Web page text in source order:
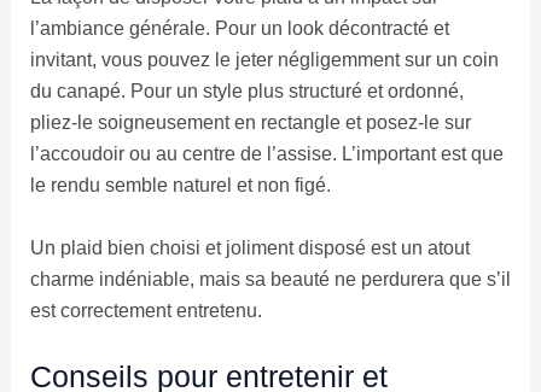
l’ambiance générale. Pour un look décontracté et
invitant, vous pouvez le jeter négligemment sur un coin
du canapé. Pour un style plus structuré et ordonné,
pliez-le soigneusement en rectangle et posez-le sur
l’accoudoir ou au centre de l’assise. L’important est que
le rendu semble naturel et non figé.
Un plaid bien choisi et joliment disposé est un atout
charme indéniable, mais sa beauté ne perdurera que s’il
est correctement entretenu.
Conseils pour entretenir et